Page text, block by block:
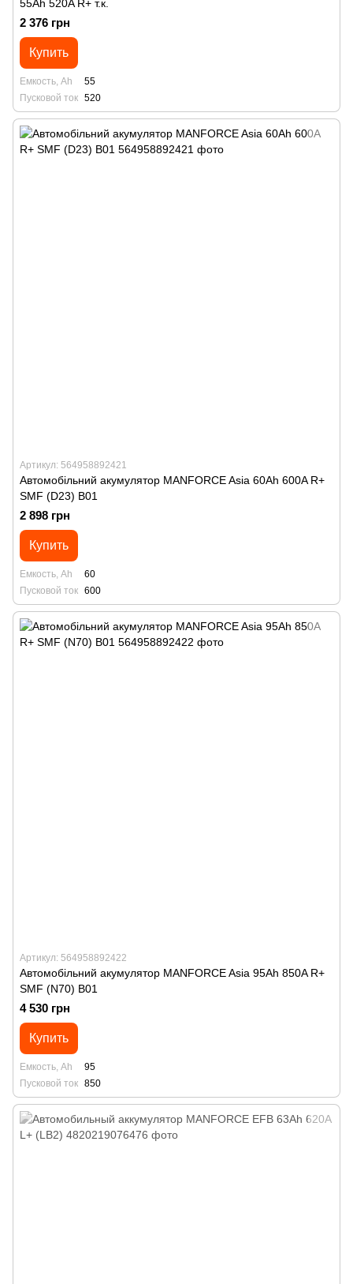
55Ah 520A R+ т.к.
2 376 грн
Купить
Емкость, Ah
55
Пусковой ток 520
Артикул: 564958892421
Автомобільний акумулятор MANFORСE Asia 60Ah 600A R+
SMF (D23) B01
2 898 грн
Купить
Емкость, Ah
60
Пусковой ток 600
Артикул: 564958892422
Автомобільний акумулятор MANFORСE Asia 95Ah 850A R+
SMF (N70) B01
4 530 грн
Купить
Емкость, Ah
95
Пусковой ток 850